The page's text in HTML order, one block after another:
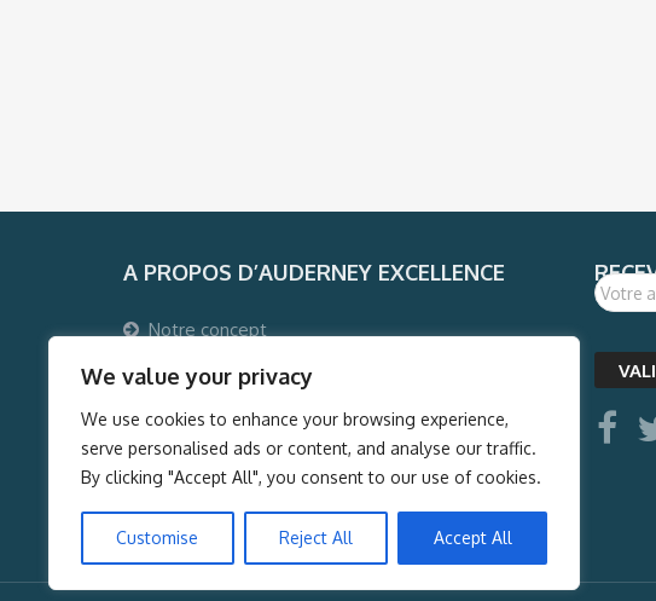
We value your privacy
We use cookies to enhance your browsing experience,
serve personalised ads or content, and analyse our traffic.
By clicking "Accept All", you consent to our use of cookies.
Customise Reject All Accept All
A PROPOS D’AUDERNEY EXCELLENCE
Notre concept
Pourquoi voyager avec Auderney Excellence ?
Qui sommes-nous ?
Auderney Excellence Events